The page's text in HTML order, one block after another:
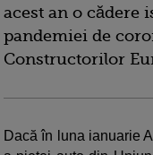
acest an o cădere
pandemiei de
Constructorilor
Dacă în luna ianuarie